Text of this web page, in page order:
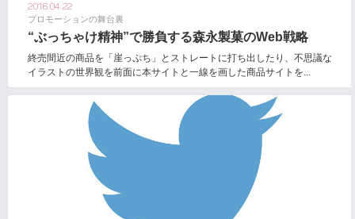
2016.04.22
プロモーションの舞台裏
“ぶっちゃけ精神”で勝負する森永製菓のWeb戦略
終売間近の商品を「崖っぷち」とストレートに打ち出したり、不思議な
イラストの世界観を前面に本サイトと一線を画した商品サイトを...